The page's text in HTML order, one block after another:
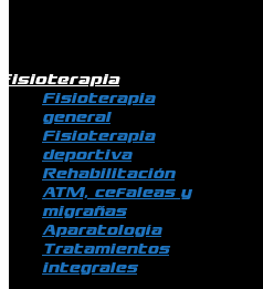
Fisioterapia
general
Fisioterapia
deportiva
Rehabilitación
ATM, cefaleas y
migrañas
Aparatología
Tratamientos
integrales